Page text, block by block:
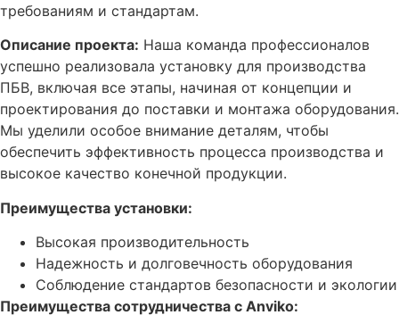
требованиям и стандартам.
Описание проекта: Наша команда профессионалов
успешно реализовала установку для производства
ПБВ, включая все этапы, начиная от концепции и
проектирования до поставки и монтажа оборудования.
Мы уделили особое внимание деталям, чтобы
обеспечить эффективность процесса производства и
высокое качество конечной продукции.
Преимущества установки:
Высокая производительность
Надежность и долговечность оборудования
Соблюдение стандартов безопасности и экологии
Преимущества сотрудничества с Anviko: